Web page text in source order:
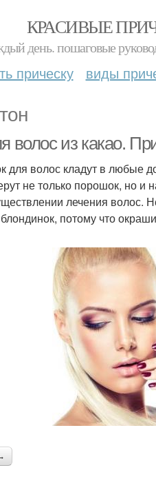
КРАСИВЫЕ
день. пошаговые
прическу виды
волос из какао.
для волос кладут в любые
не только порошок, но и
лечения волос.
потому что